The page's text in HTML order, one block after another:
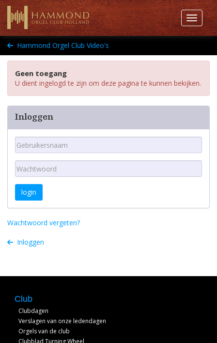
Toggle
Hammond Orgel Club Video's
Geen toegang
U dient ingelogd te zijn om deze pagina te kunnen bekijken.
Inloggen
login
Wachtwoord vergeten?
Inloggen
Club
Clubdagen
Verslagen van onze ledendagen
Orgels van de club
Clubblad Turning Wheel